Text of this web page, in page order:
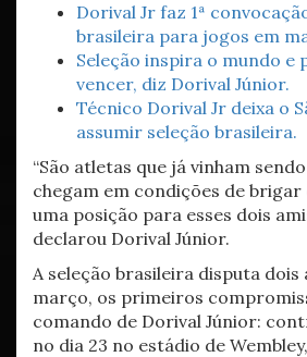
Dorival Jr faz 1ª
brasileira para jogos em
Seleção inspira o mundo e
vencer, diz Dorival Júnior.
Técnico Dorival Jr deixa o
assumir seleção brasileira.
“São atletas que já vinham
chegam em condições de
uma posição para esses dois
declarou Dorival Júnior.
A seleção brasileira disputa dois
março, os primeiros
comando de Dorival Júnior:
no dia 23 no estádio de